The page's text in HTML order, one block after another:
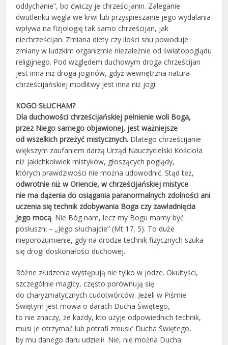
oddychanie”, bo ćwiczy je chrześcijanin. Zaleganie
dwutlenku węgla we krwi lub przyspieszanie jego wydalania
wpływa na fizjologię tak samo chrześcijan, jak
niechrześcijan. Zmiana diety czy ilości snu powoduje
zmiany w ludzkim organizmie niezależnie od światopoglądu
religijnego. Pod względem duchowym droga chrześcijan
jest inna niż droga joginów, gdyż wewnętrzna natura
chrześcijańskiej modlitwy jest inna niż jogi.
KOGO SŁUCHAM?
Dla duchowości chrześcijańskiej pełnienie woli Boga,
przez Niego samego objawionej, jest ważniejsze
od wszelkich przeżyć mistycznych. Dlatego chrześcijanie
większym zaufaniem darzą Urząd Nauczycielski Kościoła
niż jakichkolwiek mistyków, głoszących poglądy,
których prawdziwości nie można udowodnić. Stąd też,
odwrotnie niż w Oriencie, w chrześcijańskiej mistyce
nie ma dążenia do osiągania paranormalnych zdolności ani
uczenia się technik zdobywania Boga czy zawładnięcia
Jego mocą. Nie Bóg nam, lecz my Bogu mamy być
posłuszni – „Jego słuchajcie” (Mt 17, 5). To duże
nieporozumienie, gdy na drodze technik fizycznych szuka
się drogi doskonałości duchowej.
Różne złudzenia występują nie tylko w jodze. Okultyści,
szczególnie magicy, często porównują się
do charyzmatycznych cudotwórców. Jeżeli w Piśmie
Świętym jest mowa o darach Ducha Świętego,
to nie znaczy, że każdy, kto użyje odpowiednich technik,
musi je otrzymać lub potrafi zmusić Ducha Świętego,
by mu danego daru udzielił. Nie, nie można Ducha